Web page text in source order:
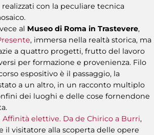
con la peculiare tecnica
al Museo di Roma in Trastevere,
, immersa nella realtà storica, ma
a quattro progetti, frutto del lavoro
per formazione e provenienza. Filo
espositivo è il passaggio, la
a un altro, in un racconto multiplo
dei luoghi e delle cose fornendone
Affinità elettive. Da de Chirico a Burri,
il visitatore alla scoperta delle opere